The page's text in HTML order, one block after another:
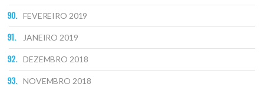
FEVEREIRO 2019
JANEIRO 2019
DEZEMBRO 2018
NOVEMBRO 2018